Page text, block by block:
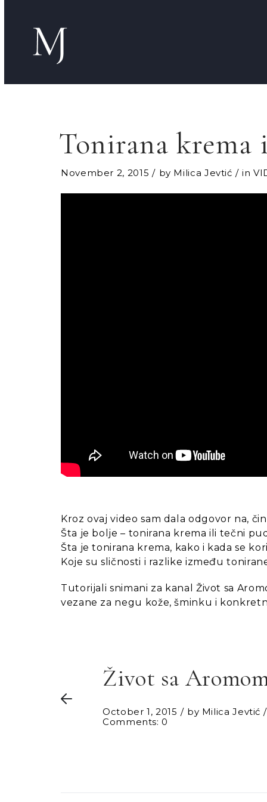
Tonirana
November 2, 2015 by Milica Jevtić in
Kroz ovaj video sam dala odgovor na,
Šta je bolje – tonirana krema ili tečni
Šta je tonirana krema, kako i kada se
Koje su sličnosti i razlike između
Tutorijali snimani za kanal Život sa
vezane za negu kože, šminku i
Život sa
October 1, 2015 by Milica Jevtić
Comments: 0